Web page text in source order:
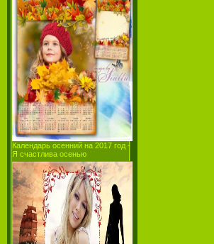
Календарь осенний на 2017 год -
Я счастлива осенью